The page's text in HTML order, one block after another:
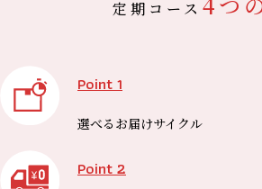
定期コース
Point 1
選べる お届けサイクル
Point 2